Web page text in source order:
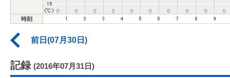
時刻
前日(07月30日)
記録 (2016年07月31日)